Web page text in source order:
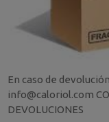
En caso de
info@caloriol.com
DEVOLUCIONES